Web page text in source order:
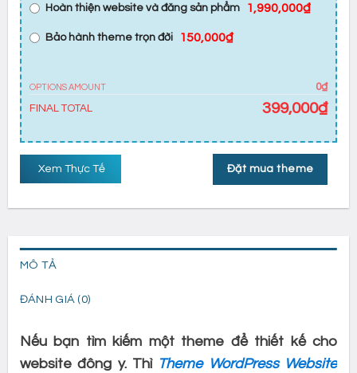
Hoàn thiện website và đăng sản phẩm 1,990,000₫
Bảo hành theme trọn đời 150,000₫
OPTIONS AMOUNT
0₫
FINAL TOTAL
399,000₫
Đặt mua theme
Xem Thực Tế
MÔ TẢ
ĐÁNH GIÁ (0)
Nếu bạn tìm kiếm một theme để thiết kế cho
website đông y. Thì Theme WordPress Website